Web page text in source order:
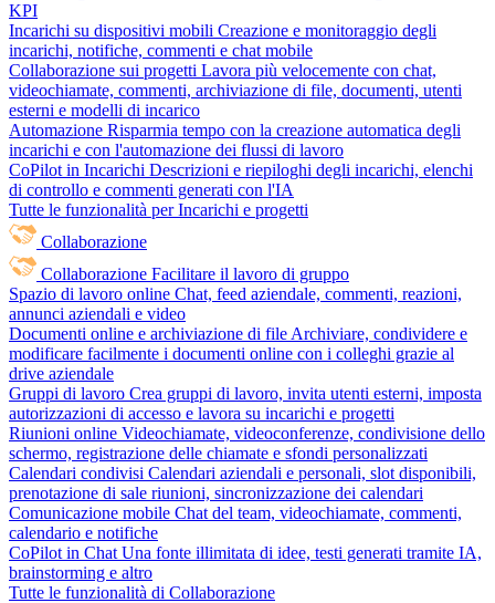
KPI
Incarichi su dispositivi mobili Creazione e monitoraggio degli
incarichi, notifiche, commenti e chat mobile
Collaborazione sui progetti Lavora più velocemente con chat,
videochiamate, commenti, archiviazione di file, documenti, utenti
esterni e modelli di incarico
Automazione Risparmia tempo con la creazione automatica degli
incarichi e con l'automazione dei flussi di lavoro
CoPilot in Incarichi Descrizioni e riepiloghi degli incarichi, elenchi
di controllo e commenti generati con l'IA
Tutte le funzionalità per Incarichi e progetti
Collaborazione
Collaborazione Facilitare il lavoro di gruppo
Spazio di lavoro online Chat, feed aziendale, commenti, reazioni,
annunci aziendali e video
Documenti online e archiviazione di file Archiviare, condividere e
modificare facilmente i documenti online con i colleghi grazie al
drive aziendale
Gruppi di lavoro Crea gruppi di lavoro, invita utenti esterni, imposta
autorizzazioni di accesso e lavora su incarichi e progetti
Riunioni online Videochiamate, videoconferenze, condivisione dello
schermo, registrazione delle chiamate e sfondi personalizzati
Calendari condivisi Calendari aziendali e personali, slot disponibili,
prenotazione di sale riunioni, sincronizzazione dei calendari
Comunicazione mobile Chat del team, videochiamate, commenti,
calendario e notifiche
CoPilot in Chat Una fonte illimitata di idee, testi generati tramite IA,
brainstorming e altro
Tutte le funzionalità di Collaborazione